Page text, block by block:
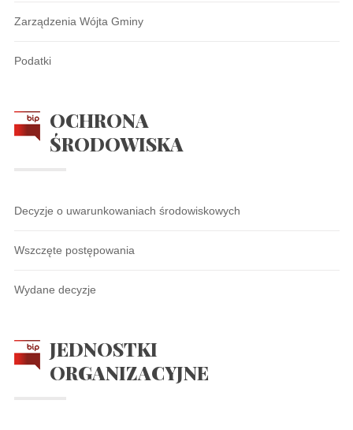
Zarządzenia Wójta Gminy
Podatki
OCHRONA
ŚRODOWISKA
Decyzje o uwarunkowaniach środowiskowych
Wszczęte postępowania
Wydane decyzje
JEDNOSTKI
ORGANIZACYJNE